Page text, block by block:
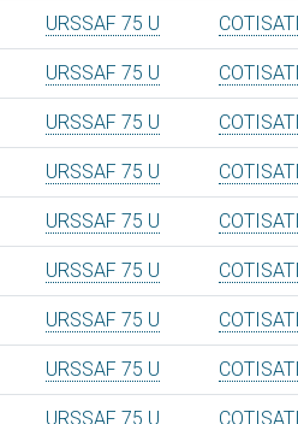
URSSAF 75 U
URSSAF 75 U
URSSAF 75 U
URSSAF 75 U
URSSAF 75 U
URSSAF 75 U
URSSAF 75 U
URSSAF 75 U
URSSAF 75 U